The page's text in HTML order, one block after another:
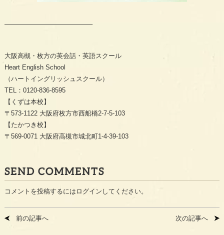
—————————————–
大阪高槻・枚方の英会話・英語スクール
Heart English School
（ハートイングリッシュスクール）
TEL：0120-836-8595
【くずは本校】
〒573-1122 大阪府枚方市西船橋2-7-5-103
【たかつき校】
〒569-0071 大阪府高槻市城北町1-4-39-103
SEND COMMENTS
コメントを投稿するには ログイン してください。
前の記事へ 次の記事へ